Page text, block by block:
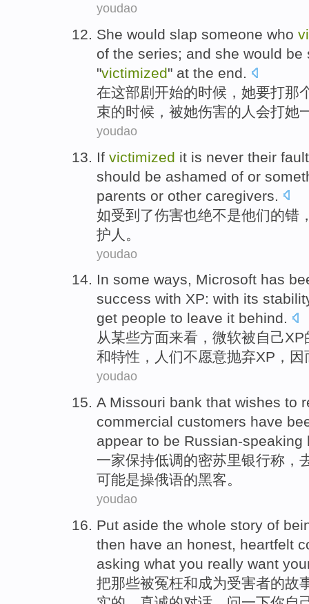
youdao
She would slap someone who
of the series; and she would be
"victimized" at the end.
在这部剧开始的时候， 她要打那
束的时候，被她伤害的人 会打她
youdao
If victimized it is never their fault
should be ashamed of or
parents or other caregivers
如受到了伤害也绝不是他们的错
护人 。
youdao
In some ways, Microsoft has
success with XP: with its
get people to leave it behind.
从某些方面来看 ， 微软被自己XP
和特性 ， 人们不愿意抛弃XP，
youdao
A Missouri bank that wishes to
commercial customers have
appear to be Russian-speaking
一家保持低调的密苏里银行称，
可能是操俄语的黑客。
youdao
Put aside the whole story of
then have an honest, heartfelt
asking what you really want
把那些被冤枉和成为受害者的故